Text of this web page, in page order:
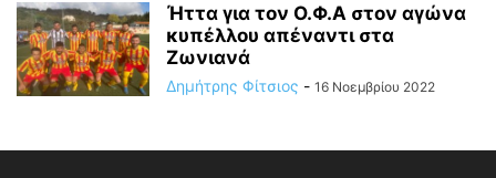
Ήττα για τον Ο.Φ.Α στον αγώνα
κυπέλλου απέναντι στα
Ζωνιανά
Δημήτρης Φίτσιος - 16 Νοεμβρίου 2022